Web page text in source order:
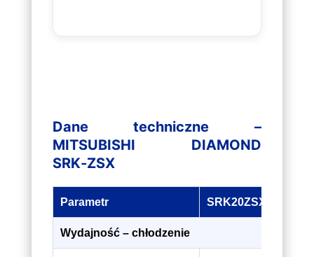
Dane techniczne –
MITSUBISHI DIAMOND
SRK‑ZSX
Parametr SRK20ZSX
Wydajność – chłodzenie